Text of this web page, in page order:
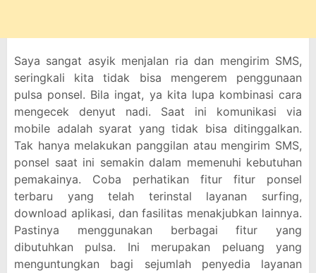
Saya sangat asyik menjalan ria dan mengirim SMS,
seringkali kita tidak bisa mengerem penggunaan
pulsa ponsel. Bila ingat, ya kita lupa kombinasi cara
mengecek denyut nadi. Saat ini komunikasi via
mobile adalah syarat yang tidak bisa ditinggalkan.
Tak hanya melakukan panggilan atau mengirim SMS,
ponsel saat ini semakin dalam memenuhi kebutuhan
pemakainya. Coba perhatikan fitur fitur ponsel
terbaru yang telah terinstal layanan surfing,
download aplikasi, dan fasilitas menakjubkan lainnya.
Pastinya menggunakan berbagai fitur yang
dibutuhkan pulsa. Ini merupakan peluang yang
menguntungkan bagi sejumlah penyedia layanan